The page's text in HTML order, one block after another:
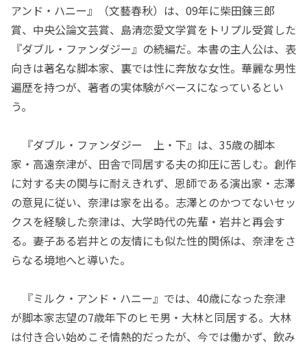
アンド・ハニー』（文藝春秋）は、09年に柴田錬三郎
賞、中央公論文芸賞、島清恋愛文学賞をトリプル受賞した
『ダブル・ファンダジー』の続編だ。本書の主人公は、表
向きは著名な脚本家、裏では性に奔放な女性。華麗な男性
遍歴を持つが、著者の実体験がベースになっているとい
う。
『ダブル・ファンダジー 上・下』は、35歳の脚本
家・高遠奈津が、田舎で同居する夫の抑圧に苦しむ。創作
に対する夫の関与に耐えきれず、恩師である演出家・志澤
の意見に従い、奈津は家を出る。志澤とのかつてないセッ
クスを経験した奈津は、大学時代の先輩・岩井と再会す
る。妻子ある岩井との友情にも似た性的関係は、奈津をさ
らなる境地へと導いた。
『ミルク・アンド・ハニー』では、40歳になった奈津
が脚本家志望の7歳年下のヒモ男・大林と同居する。大林
は付き合い始めこそ情熱的だったが、今では働かず、飲み